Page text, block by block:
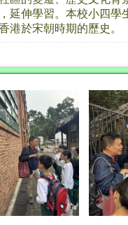
延伸學習。本校小四
港於宋朝時期的歷史。